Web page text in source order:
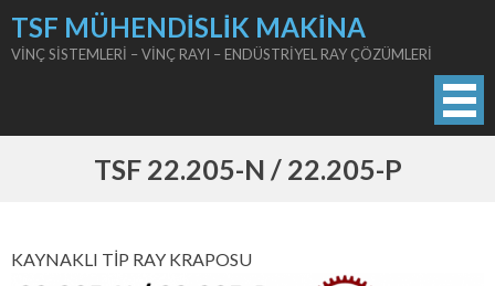
content
TSF MÜHENDİSLİK MAKİNA
VİNÇ SİSTEMLERİ – VİNÇ RAYI – ENDÜSTRİYEL RAY ÇÖZÜMLERİ
TSF 22.205-N / 22.205-P
KAYNAKLI TİP RAY KRAPOSU